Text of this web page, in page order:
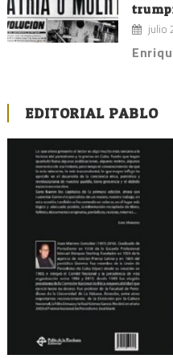
julio
EDITORIAL PABLO